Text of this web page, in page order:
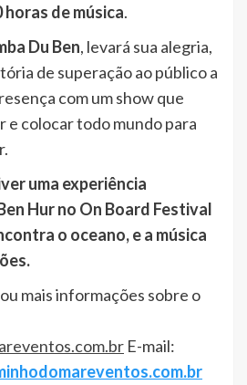
horas de música.
Du Ben, levará sua alegria,
de superação ao público a
com um show que
e colocar todo mundo para
uma experiência
Hur no On Board Festival
o oceano, e a música
mais informações sobre o
E-mail: